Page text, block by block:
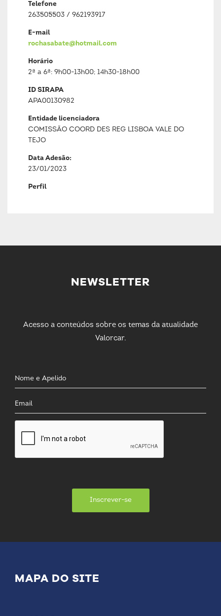
Telefone
263505503 / 962193917
E-mail
rochasabate@hotmail.com
Horário
2ª a 6ª: 9h00-13h00; 14h30-18h00
ID SIRAPA
APA00130982
Entidade licenciadora
COMISSÃO COORD DES REG LISBOA VALE DO
TEJO
Data Adesão:
23/01/2023
Perfil
NEWSLETTER
Acesso a conteúdos sobre os temas da atualidade
Valorcar.
Inscrever-se
MAPA DO SITE